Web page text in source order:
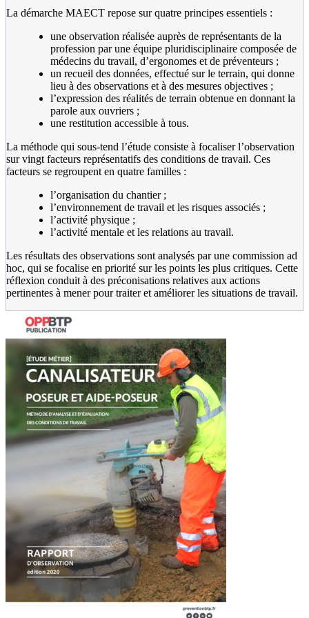
La démarche MAECT repose sur quatre principes essentiels :
une observation réalisée auprès de représentants de la
profession par une équipe pluridisciplinaire composée de
médecins du travail, d’ergonomes et de préventeurs ;
un recueil des données, effectué sur le terrain, qui donne
lieu à des observations et à des mesures objectives ;
l’expression des réalités de terrain obtenue en donnant la
parole aux ouvriers ;
une restitution accessible à tous.
La méthode qui sous-tend l’étude consiste à focaliser l’observation
sur vingt facteurs représentatifs des conditions de travail. Ces
facteurs se regroupent en quatre familles :
l’organisation du chantier ;
l’environnement de travail et les risques associés ;
l’activité physique ;
l’activité mentale et les relations au travail.
Les résultats des observations sont analysés par une commission ad
hoc, qui se focalise en priorité sur les points les plus critiques. Cette
réflexion conduit à des préconisations relatives aux actions
pertinentes à mener pour traiter et améliorer les situations de travail.